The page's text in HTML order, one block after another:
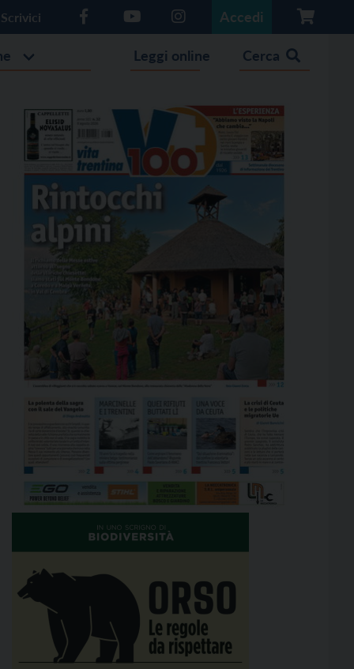
Scrivici Accedi
Leggi online Cerca